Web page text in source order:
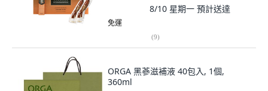
8/10 星期一 預計送達
免運
(9)
ORGA 黑蔘滋補液 40包入, 1個,
360ml